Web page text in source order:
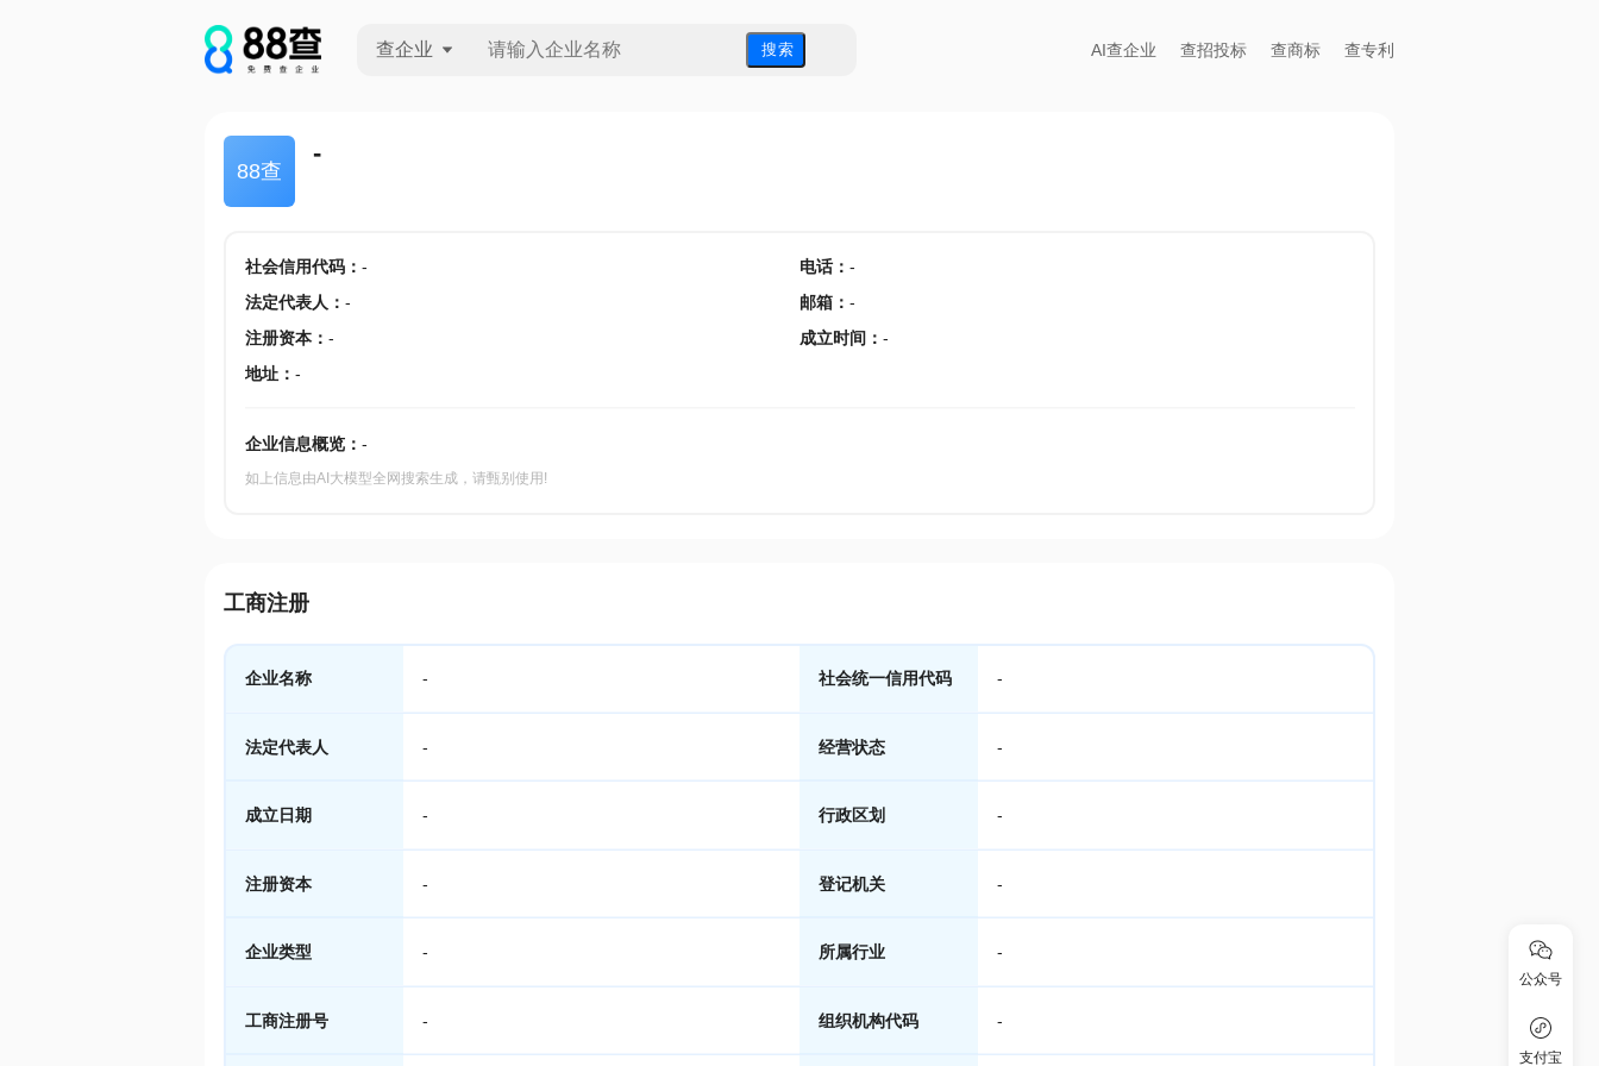
查企业 搜 索 AI查企业 查招投标 查商标 查专利
88查
-
社会信用代码： - 电话： -
法定代表人 ： - 邮箱 ： -
注册资本： - 成立时间 ： -
地址： -
企业信息概览： -
如上信息由AI大模型全网搜索生成，请甄别使用!
工商注册
企业名称 - 社会统一信用代码 -
法定代表人 - 经营状态 -
成立日期 - 行政区划 -
注册资本 - 登记机关 -
企业类型 - 所属行业 -
工商注册号 - 组织机构代码 -
公众号
支付宝